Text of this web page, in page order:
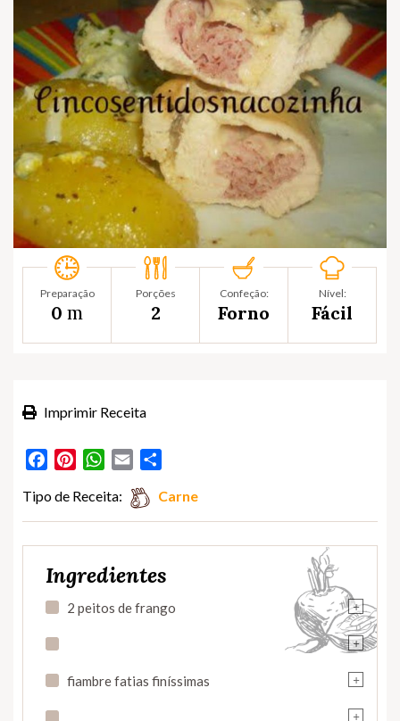
Preparação
0 m
Porções
2
Confeção:
Forno
Nível:
Fácil
Imprimir Receita
FacebookPinterestWhatsApp
Email
Tipo de Receita: Carne
Ingredientes
+
2 peitos de frango
+
+
fiambre fatias finíssimas
+